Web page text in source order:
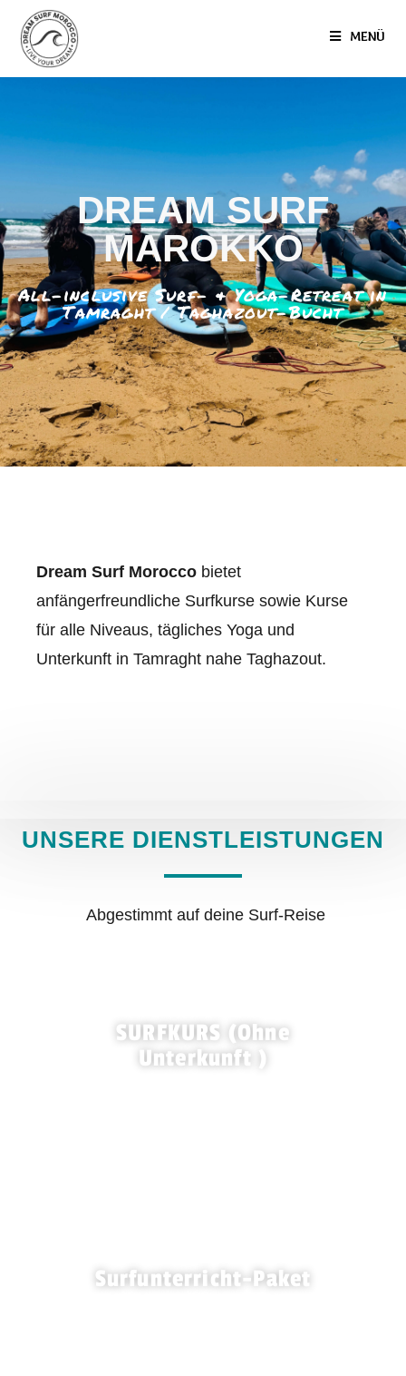
MENÜ
DREAM SURF
MAROKKO
All-inclusive Surf- & Yoga-Retreat in
Tamraght / Taghazout-Bucht
Dream Surf Morocco bietet
anfängerfreundliche Surfkurse sowie Kurse
für alle Niveaus, tägliches Yoga und
Unterkunft in Tamraght nahe Taghazout.
UNSERE DIENSTLEISTUNGEN
Abgestimmt auf deine Surf-Reise
SURFKURS (Ohne
Unterkunft )
Surfunterricht-Paket